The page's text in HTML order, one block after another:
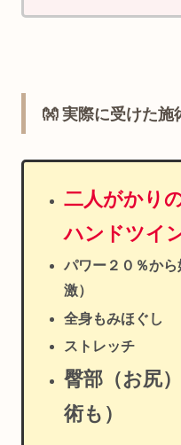
👐 実際に受けた施
二人がかり
ハンドツイ
パワー２０％から
激）
全身もみほぐし
ストレッチ
臀部（お尻
術も）